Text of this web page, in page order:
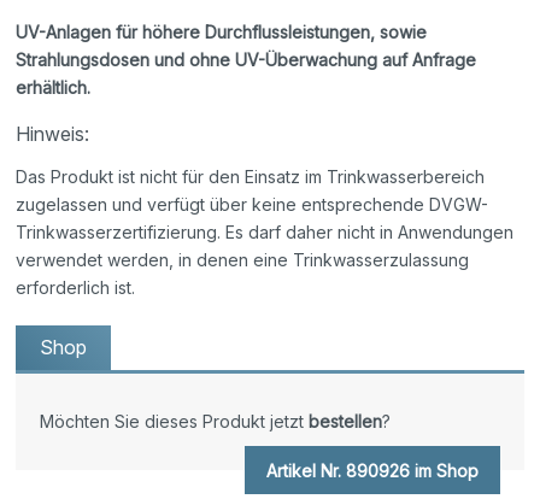
UV-Anlagen für höhere Durchflussleistungen, sowie
Strahlungsdosen und ohne UV-Überwachung auf Anfrage
erhältlich.
Hinweis:
Das Produkt ist nicht für den Einsatz im Trinkwasserbereich
zugelassen und verfügt über keine entsprechende DVGW-
Trinkwasserzertifizierung. Es darf daher nicht in Anwendungen
verwendet werden, in denen eine Trinkwasserzulassung
erforderlich ist.
Shop
Möchten Sie dieses Produkt jetzt bestellen?
Artikel Nr. 890926 im Shop